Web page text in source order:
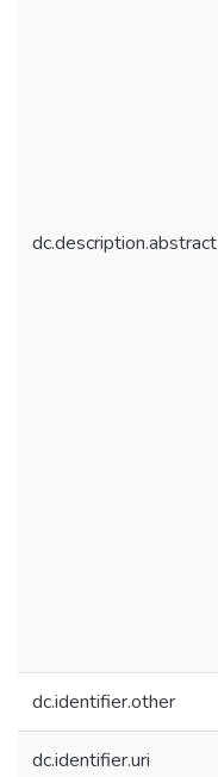
dc.description.abstract
dc.identifier.other
dc.identifier.uri